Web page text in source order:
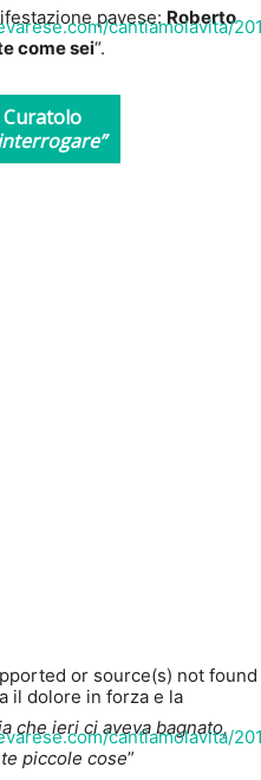
cantiamolavita/
pavese:Roberto
come sei“.
Curatolo
or source(s) not found
cantiamolavita/
il dolore in forza e la
che ieri ci aveva bagnato,
piccole cose”